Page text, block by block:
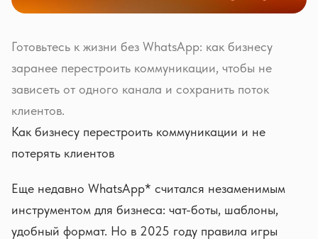
Готовьтесь к жизни без WhatsApp: как бизнесу
заранее перестроить коммуникации, чтобы не
зависеть от одного канала и сохранить поток
клиентов.
Как бизнесу перестроить коммуникации и не
потерять клиентов
Еще недавно WhatsApp* считался незаменимым
инструментом для бизнеса: чат-боты, шаблоны,
удобный формат. Но в 2025 году правила игры